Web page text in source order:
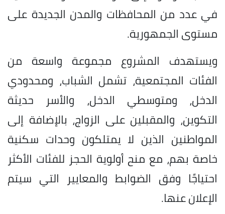
في عدد من المحافظات والمدن الجديدة على
مستوى الجمهورية.
ويستهدف المشروع مجموعة واسعة من
الفئات المجتمعية، تشمل الشباب، ومحدودي
الدخل، ومتوسطي الدخل، والأسر حديثة
التكوين، والمقبلين على الزواج، بالإضافة إلى
المواطنين الذين لا يمتلكون وحدات سكنية
خاصة بهم، مع منح أولوية الحجز للفئات الأكثر
احتياجًا وفق الضوابط والمعايير التي سيتم
الإعلان عنها.